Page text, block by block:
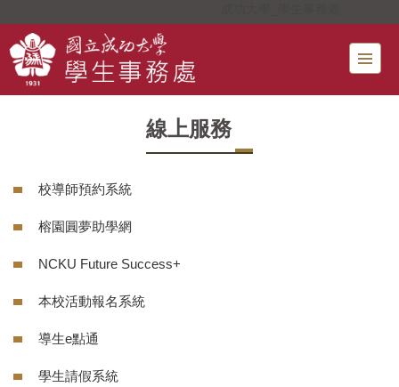
主
要
內
線上服務
校導師預約系統
榕園圓夢助學網
NCKU Future Success+
本校活動報名系統
導生e點通
學生請假系統